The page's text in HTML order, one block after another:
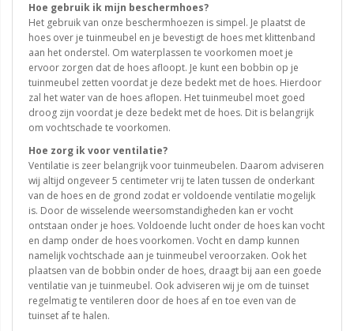
Hoe gebruik ik mijn beschermhoes?
Het gebruik van onze beschermhoezen is simpel. Je plaatst de
hoes over je tuinmeubel en je bevestigt de hoes met klittenband
aan het onderstel. Om waterplassen te voorkomen moet je
ervoor zorgen dat de hoes afloopt. Je kunt een bobbin op je
tuinmeubel zetten voordat je deze bedekt met de hoes. Hierdoor
zal het water van de hoes aflopen. Het tuinmeubel moet goed
droog zijn voordat je deze bedekt met de hoes. Dit is belangrijk
om vochtschade te voorkomen.
Hoe zorg ik voor ventilatie?
Ventilatie is zeer belangrijk voor tuinmeubelen. Daarom adviseren
wij altijd ongeveer 5 centimeter vrij te laten tussen de onderkant
van de hoes en de grond zodat er voldoende ventilatie mogelijk
is. Door de wisselende weersomstandigheden kan er vocht
ontstaan onder je hoes. Voldoende lucht onder de hoes kan vocht
en damp onder de hoes voorkomen. Vocht en damp kunnen
namelijk vochtschade aan je tuinmeubel veroorzaken. Ook het
plaatsen van de bobbin onder de hoes, draagt bij aan een goede
ventilatie van je tuinmeubel. Ook adviseren wij je om de tuinset
regelmatig te ventileren door de hoes af en toe even van de
tuinset af te halen.